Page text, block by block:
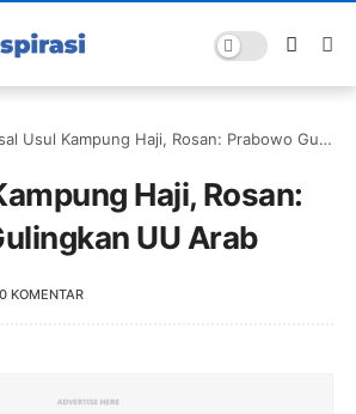
Usul Kampung Haji, Rosan: Prabowo Gulingkan UU Arab
Haji, Rosan:
UU Arab
0 KOMENTAR